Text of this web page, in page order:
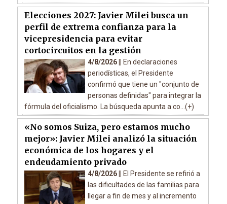
Elecciones 2027: Javier Milei busca un
perfil de extrema confianza para la
vicepresidencia para evitar
cortocircuitos en la gestión
4/8/2026 ||
En declaraciones
periodísticas, el Presidente
confirmó que tiene un "conjunto de
personas definidas" para integrar la
fórmula del oficialismo. La búsqueda apunta a co...(+)
«No somos Suiza, pero estamos mucho
mejor»: Javier Milei analizó la situación
económica de los hogares y el
endeudamiento privado
4/8/2026 ||
El Presidente se refirió a
las dificultades de las familias para
llegar a fin de mes y al incremento